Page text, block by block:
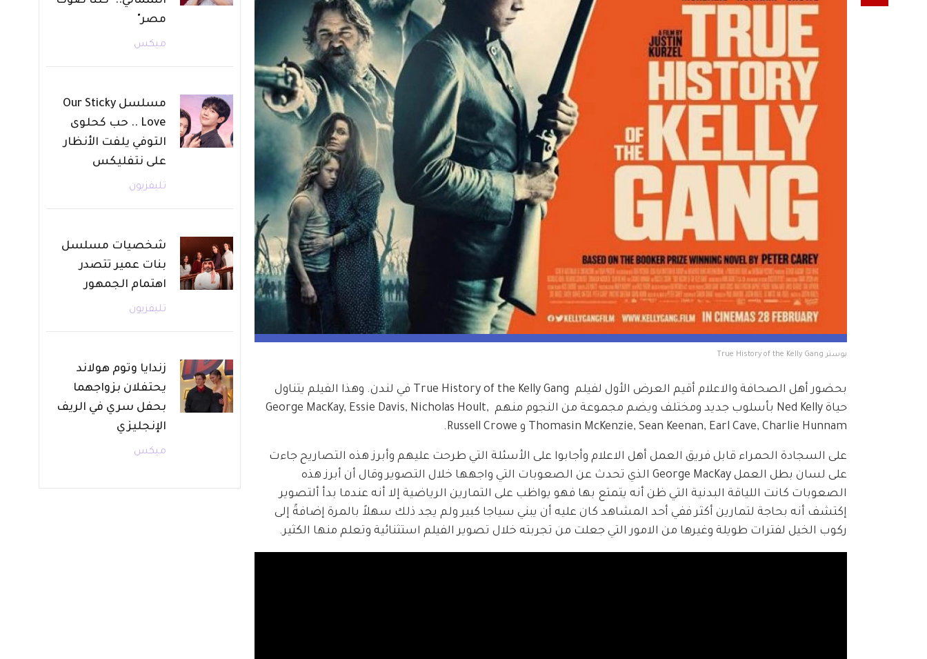
بوستر True History of the Kelly Gang
بحضور أهل الصحافة والاعلام أقيم العرض الأول لفيلم  True History of the Kelly Gang في لندن. وهذا الفيلم يتناول
حياة Ned Kelly بأسلوب جديد ومختلف ويضم مجموعة من النجوم منهم George MacKay, Essie Davis, Nicholas Hoult,
Thomasin McKenzie, Sean Keenan, Earl Cave, Charlie Hunnam و Russell Crowe.
على السجادة الحمراء قابل فريق العمل أهل الاعلام وأجابوا على الأسئلة التي طرحت عليهم وأبرز هذه التصاريح جاءت
على لسان بطل العمل George MacKay الذي تحدث عن الصعوبات التي واجهها خلال التصوير وقال أن أبرز هذه
الصعوبات كانت اللياقة البدنية التي ظن أنه يتمتع بها فهو يواظب على التمارين الرياضية إلا أنه عندما بدأ ألتصوير
إكتشف أنه بحاجة لتمارين أكثر ففي أحد المشاهد كان عليه أن يبني سياجا كبير ولم يجد ذلك سهلاً بالمرة إضافةً إلى
ركوب الخيل لفترات طويلة وغيرها من الامور التي جعلت من تجربته خلال تصوير الفيلم استثنائية وتعلم منها الكثير.
مصر"
ميكس
مسلسل Our Sticky
Love .. حب كحلوى
التوفي يلفت الأنظار
على نتفليكس
تليفزيون
شخصيات مسلسل
بنات عمير تتصدر
اهتمام الجمهور
تليفزيون
زندايا وتوم هولاند
يحتفلان بزواجهما
بحفل سري في الريف
الإنجليزي
ميكس